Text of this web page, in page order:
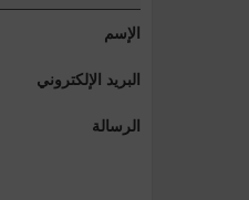
الإسم
البريد الإلكتروني
الرسالة